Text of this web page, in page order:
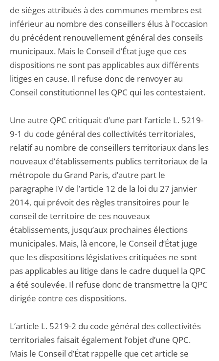
de sièges attribués à des communes membres est
inférieur au nombre des conseillers élus à l'occasion
du précédent renouvellement général des conseils
municipaux. Mais le Conseil d’État juge que ces
dispositions ne sont pas applicables aux différents
litiges en cause. Il refuse donc de renvoyer au
Conseil constitutionnel les QPC qui les contestaient.
Une autre QPC critiquait d’une part l’article L. 5219-
9-1 du code général des collectivités territoriales,
relatif au nombre de conseillers territoriaux dans les
nouveaux d’établissements publics territoriaux de la
métropole du Grand Paris, d’autre part le
paragraphe IV de l’article 12 de la loi du 27 janvier
2014, qui prévoit des règles transitoires pour le
conseil de territoire de ces nouveaux
établissements, jusqu’aux prochaines élections
municipales. Mais, là encore, le Conseil d’État juge
que les dispositions législatives critiquées ne sont
pas applicables au litige dans le cadre duquel la QPC
a été soulevée. Il refuse donc de transmettre la QPC
dirigée contre ces dispositions.
L’article L. 5219-2 du code général des collectivités
territoriales faisait également l’objet d’une QPC.
Mais le Conseil d’État rappelle que cet article se